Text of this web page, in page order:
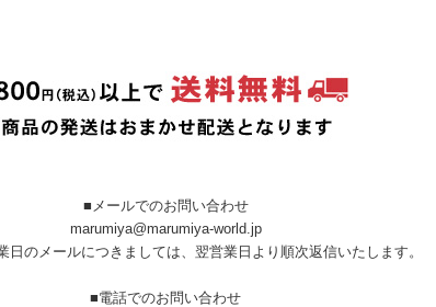
■メールでのお問い合わせ
marumiya@marumiya-world.jp
日のメールにつきましては、翌営業日より順次返信いたします。
■電話でのお問い合わせ